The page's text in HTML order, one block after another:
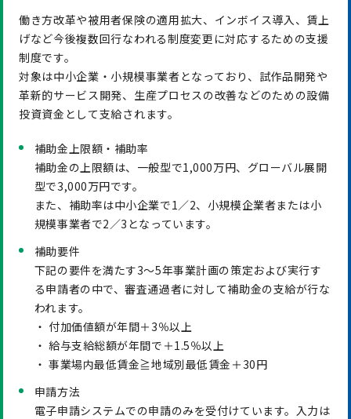
働き方改革や被用者保険の適用拡大、インボイス導入、賃上
げなど今後複数回行なわれる制度変更に対応するための支援
制度です。
対象は中小企業・小規模事業者となっており、試作品開発や
革新的サービス開発、生産プロセスの改善などのための設備
投資資金として支給されます。
補助金上限額・補助率
補助金の上限額は、一般型で1,000万円、グローバル展開
型で3,000万円です。
また、補助率は中小企業で1／2、小規模企業者または小
規模事業者で2／3となっています。
補助要件
下記の要件を満たす3～5年事業計画の策定および実行す
る申請者の中で、審査通過者に対して補助金の支給が行な
われます。
・ 付加価値額が年間＋3％以上
・ 給与支給総額が年間で＋1.5％以上
・ 事業場内最低賃金≧地域別最低賃金＋30円
申請方法
電子申請システムでの申請のみを受付けています。入力は